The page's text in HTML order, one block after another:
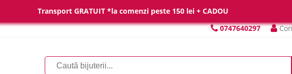
Transport GRATUIT *la comenzi peste 150 lei + CADOU
0747640297